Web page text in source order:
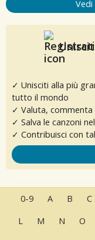
✓ Unisciti alla più
tutto il mondo
✓ Valuta, commenta
✓ Salva le canzoni
✓ Contribuisci con
0-9 A B C
L
M N O